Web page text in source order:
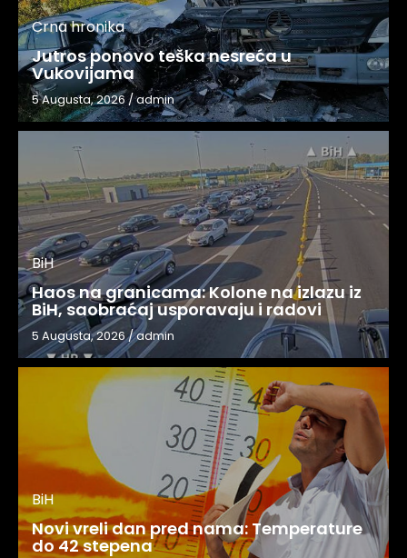
Crna hronika
Jutros ponovo teška nesreća u
Vukovijama
5 Augusta, 2026/admin
BiH
Haos na granicama: Kolone na izlazu iz
BiH, saobraćaj usporavaju i radovi
5 Augusta, 2026/admin
BiH
Novi vreli dan pred nama: Temperature
do 42 stepena